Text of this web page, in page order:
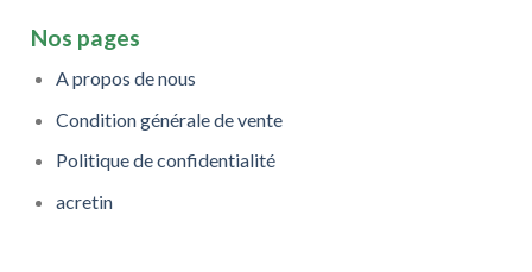
Nos pages
A propos de nous
Condition générale de vente
Politique de confidentialité
acretin